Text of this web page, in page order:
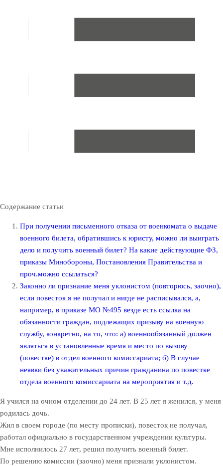
Содержание статьи
При получении письменного отказа от военкомата о выдаче
военного билета, обратившись к юристу, можно ли выиграть
дело и получить военный билет? На какие действующие ФЗ,
приказы Минобороны, Постановления Правительства и
проч.можно ссылаться?
Законно ли признание меня уклонистом (повторюсь, заочно),
если повесток я не получал и нигде не расписывался, а,
например, в приказе МО №495 везде есть ссылка на
обязанности граждан, подлежащих призыву на военную
службу, конкретно, на то, что: а) военнообязанный должен
являться в установленные время и место по вызову
(повестке) в отдел военного комиссариата; б) В случае
неявки без уважительных причин гражданина по повестке
отдела военного комиссариата на мероприятия и т.д.
Я учился на очном отделении до 24 лет. В 25 лет я женился, у меня
родилась дочь.
Жил в своем городе (по месту прописки), повесток не получал,
работал официально в государственном учреждении культуры.
Мне исполнилось 27 лет, решил получить военный билет.
По решению комиссии (заочно) меня признали уклонистом.